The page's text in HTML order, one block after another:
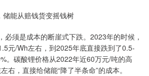
储能从赔钱货变摇钱树
必须是成本的断崖式下跌。2023年的时候，
元/Wh左右，到2025年底直接跌到了0.5-
。碳酸锂价格从2022年近60万元/吨的高
右，直接给储能“降了半条命”的成本。